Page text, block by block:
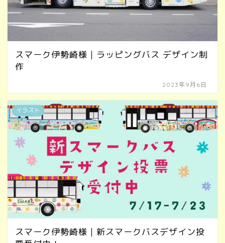
スマーク伊勢崎様｜ラッピングバス デザイン制
作
2023年9月6日
イラスト
スマーク伊勢崎様｜新スマークバスデザイン投